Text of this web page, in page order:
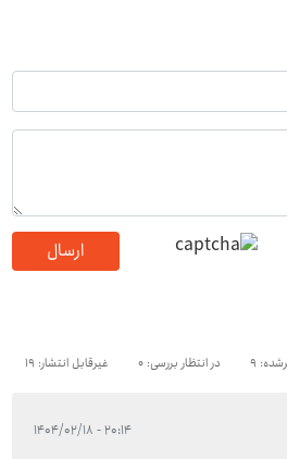
ارسال
9 در انتظار بررسی: 0 غیرقابل انتشار: 19
۲۰:۱۴ - ۱۴۰۴/۰۲/۱۸